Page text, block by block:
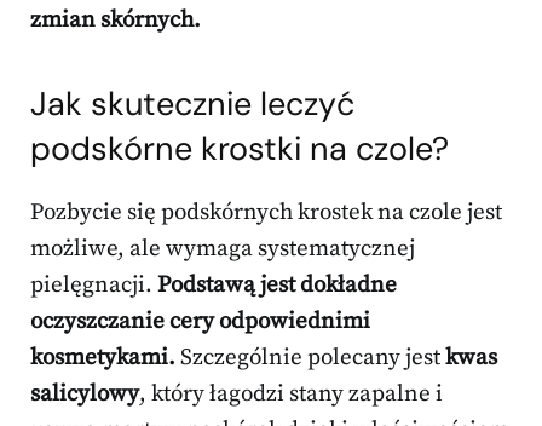
zmian skórnych.
Jak skutecznie leczyć
podskórne krostki na czole?
Pozbycie się podskórnych krostek na czole jest
możliwe, ale wymaga systematycznej
pielęgnacji. Podstawą jest dokładne
oczyszczanie cery odpowiednimi
kosmetykami. Szczególnie polecany jestkwas
salicylowy, który łagodzi stany zapalne i